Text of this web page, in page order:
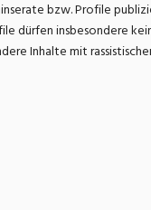
bzw. Profile
dürfen insbesondere
Inhalte mit